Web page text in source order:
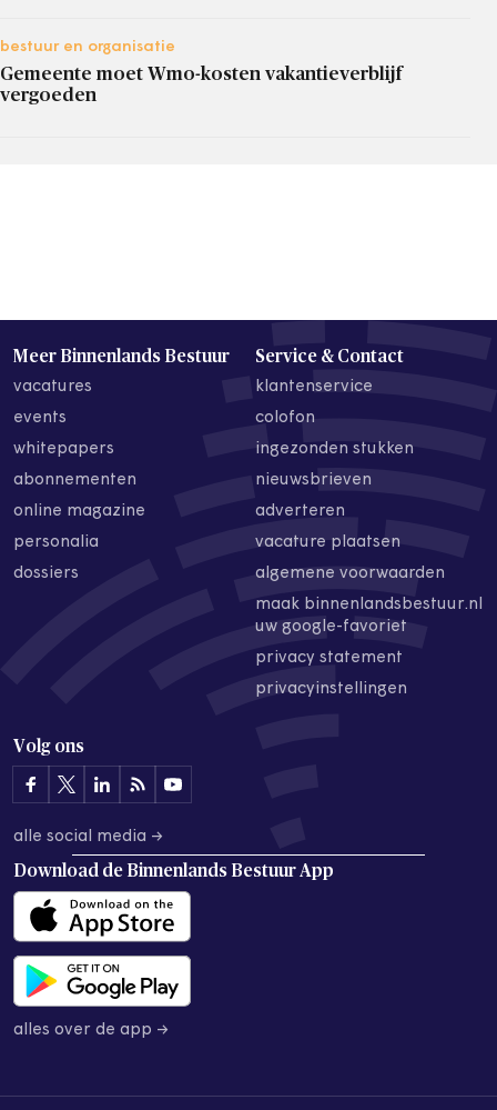
bestuur en organisatie
Gemeente moet Wmo-kosten vakantieverblijf
vergoeden
Meer Binnenlands Bestuur
vacatures
events
whitepapers
abonnementen
online magazine
personalia
dossiers
Service & Contact
klantenservice
colofon
ingezonden stukken
nieuwsbrieven
adverteren
vacature plaatsen
algemene voorwaarden
maak binnenlandsbestuur.nl
uw google-favoriet
privacy statement
privacyinstellingen
Volg ons
alle social media →
Download de Binnenlands Bestuur App
alles over de app →